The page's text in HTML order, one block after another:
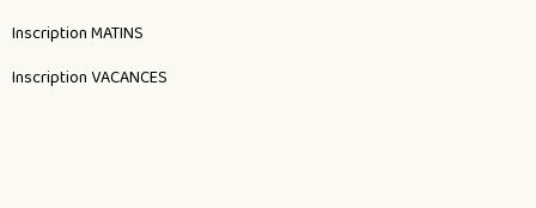
Inscription MATINS
Inscription VACANCES